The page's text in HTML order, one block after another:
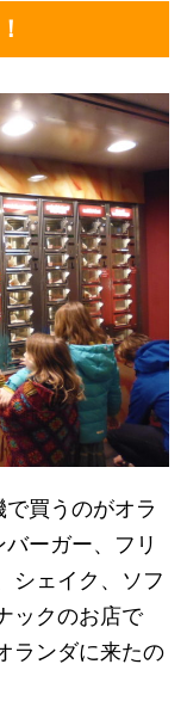
買うのがオラ
ーガー、フリ
シェイク、ソフ
ックのお店で
ランダに来たの